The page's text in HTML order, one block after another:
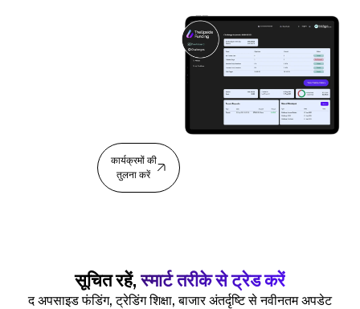
कार्यक्रमों की
तुलना करें
सूचित रहें, स्मार्ट तरीके से ट्रेड करें
द अपसाइड फंडिंग, ट्रेडिंग शिक्षा, बाजार अंतर्दृष्टि से नवीनतम अपडेट